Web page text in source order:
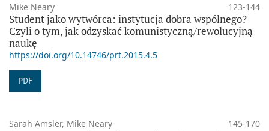
Mike Neary 123-144
Student jako wytwórca: instytucja dobra wspólnego?
Czyli o tym, jak odzyskać komunistyczną/rewolucyjną
naukę
https://doi.org/10.14746/prt.2015.4.5
PDF
Sarah Amsler, Mike Neary 145-170